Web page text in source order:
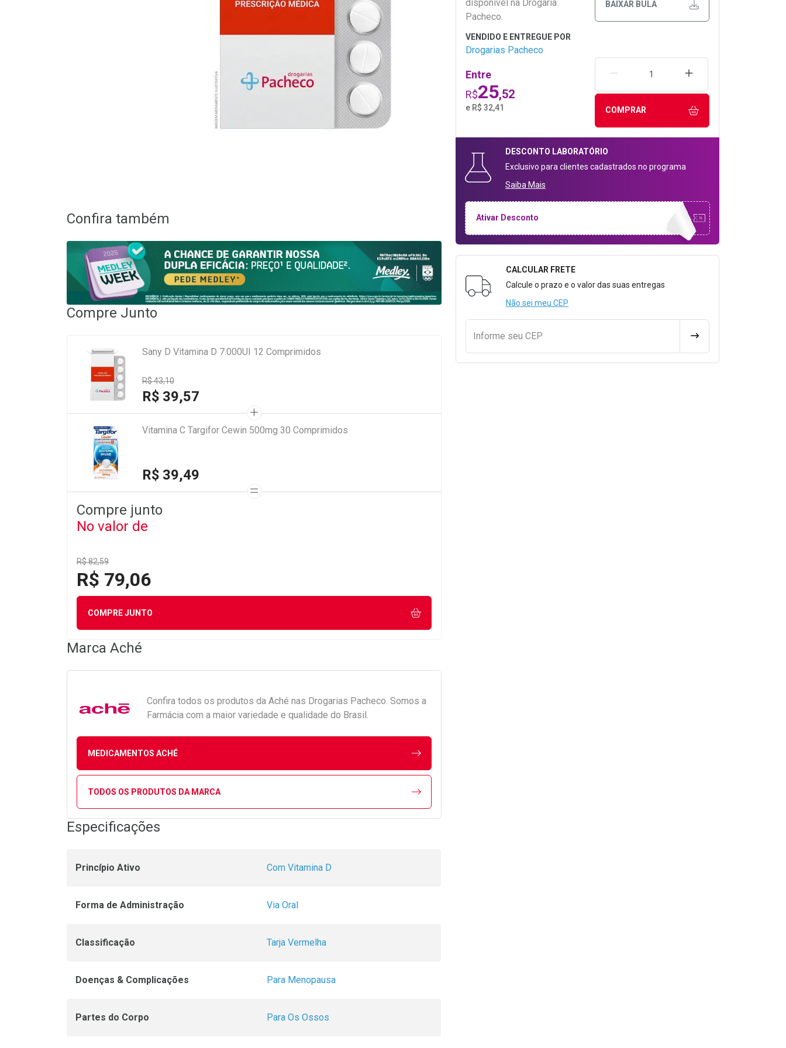
disponível na Drogaria
Pacheco.
BAIXAR BULA
Drogarias Pacheco
Entre
R$25,52
e R$ 32,41
REMOVER UMA UNIDADEAUMENTAR UMA
COMPRAR
DESCONTO LABORATÓRIO
Exclusivo para clientes cadastrados no programa
Saiba Mais
Ativar Desconto
Formulário para Calcular o Frete
CALCULAR FRETE
Calcule o prazo e o valor das suas entregas
Não sei meu CEP
Informe seu CEP CALCULAR FRETE
Confira também
Compre Junto
Sany D Vitamina D 7.000UI 12 Comprimidos
R$ 43,10
R$ 39,57
Vitamina C Targifor Cewin 500mg 30 Comprimidos
R$ 39,49
Compre junto
No valor de
R$ 82,59
R$ 79,06
COMPRE JUNTO
Marca Aché
Confira todos os produtos da Aché nas Drogarias Pacheco. Somos a
Farmácia com a maior variedade e qualidade do Brasil.
MEDICAMENTOS ACHÉ
TODOS OS PRODUTOS DA MARCA
Especificações
Princípio Ativo Com Vitamina D
Forma de Administração Via Oral
Classificação Tarja Vermelha
Doenças & Complicações Para Menopausa
Partes do Corpo Para Os Ossos